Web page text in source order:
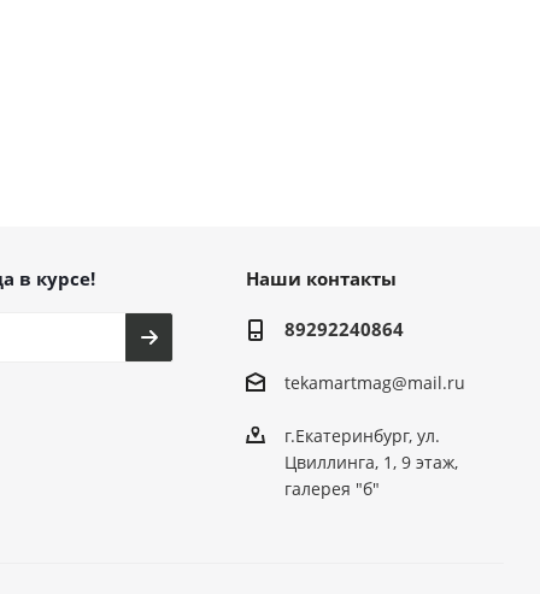
в курсе! Наши контакты
89292240864
tekamartmag@mail.ru
г.Екатеринбург, ул.
Цвиллинга, 1, 9 этаж,
галерея "б"